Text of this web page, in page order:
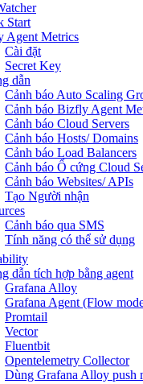
Start
Agent Metrics
Cài đặt
Secret Key
dẫn
Cảnh báo Auto Scaling
Cảnh báo Bizfly Agent
Cảnh báo Cloud Servers
Cảnh báo Hosts/ Domains
Cảnh báo Load Balancers
Cảnh báo Ổ cứng Cloud
Cảnh báo Websites/ APIs
Tạo Người nhận
Cảnh báo qua SMS
Tính năng có thể sử dụng
dẫn tích hợp bằng agent
Grafana Alloy
Grafana Agent (Flow
Promtail
Vector
Fluentbit
Opentelemetry Collector
Dùng Grafana Alloy push